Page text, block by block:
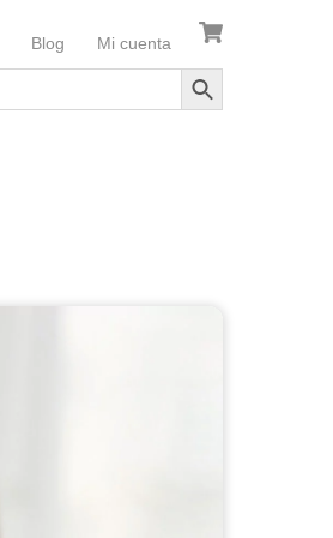
Blog Mi cuenta